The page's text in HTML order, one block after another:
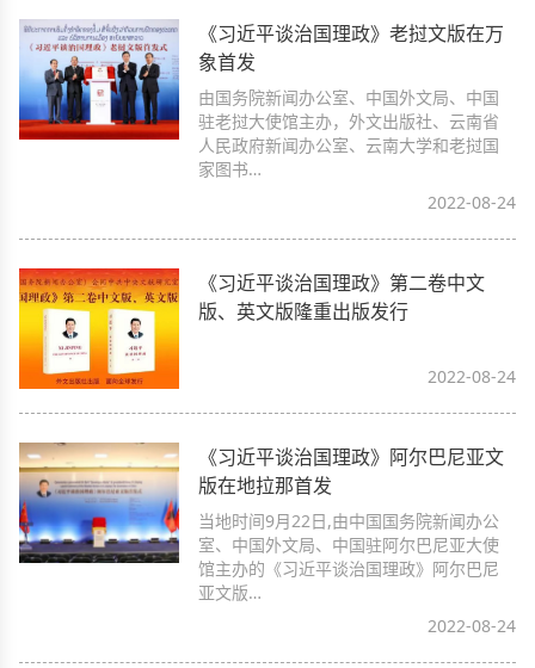
《习近平谈治国理政》老挝文版在万
象首发
由国务院新闻办公室、中国外文局、中国
驻老挝大使馆主办，外文出版社、云南省
人民政府新闻办公室、云南大学和老挝国
家图书…
2022-08-24
《习近平谈治国理政》第二卷中文
版、英文版隆重出版发行
2022-08-24
《习近平谈治国理政》阿尔巴尼亚文
版在地拉那首发
当地时间9月22日,由中国国务院新闻办公
室、中国外文局、中国驻阿尔巴尼亚大使
馆主办的《习近平谈治国理政》阿尔巴尼
亚文版…
2022-08-24